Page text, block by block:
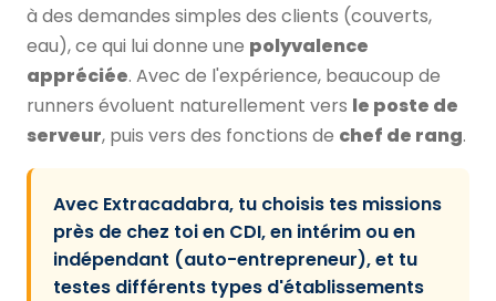
à des demandes simples des clients (couverts,
eau), ce qui lui donne une polyvalence
appréciée. Avec de l'expérience, beaucoup de
runners évoluent naturellement vers le poste de
serveur, puis vers des fonctions de chef de rang.
Avec Extracadabra, tu choisis tes missions
près de chez toi en CDI, en intérim ou en
indépendant (auto-entrepreneur), et tu
testes différents types d'établissements